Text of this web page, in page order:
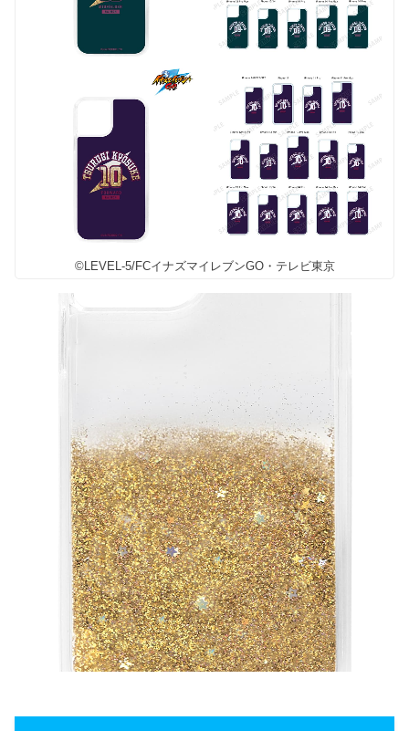
©LEVEL-5/FCイナズマイレブンGO・テレビ東京